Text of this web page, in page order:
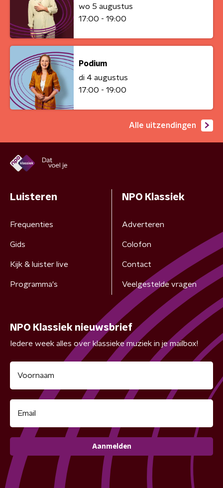
wo 5 augustus
17:00 - 19:00
Podium
di 4 augustus
17:00 - 19:00
Alle uitzendingen
Luisteren
Frequenties
Gids
Kijk & luister live
Programma's
NPO Klassiek
Adverteren
Colofon
Contact
Veelgestelde vragen
NPO Klassiek nieuwsbrief
Iedere week alles over klassieke muziek in je mailbox!
Aanmelden